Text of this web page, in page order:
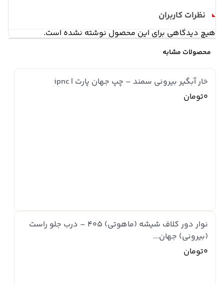
نظرات کاربران
هیچ دیدگاهی برای این محصول نوشته نشده است.
محصولات مشابه
خار آبگیر بیرونی سمند – چپ جهان پارت | ipnc
0تومان
نوار دور کلاف شیشه (ماهوتی) 405 – درب جلو راست
(بیرونی) جهان...
0تومان